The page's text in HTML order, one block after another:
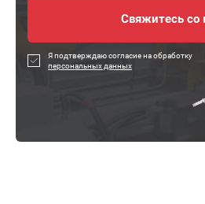
Я подтверждаю согласие на обработку
персональных данных